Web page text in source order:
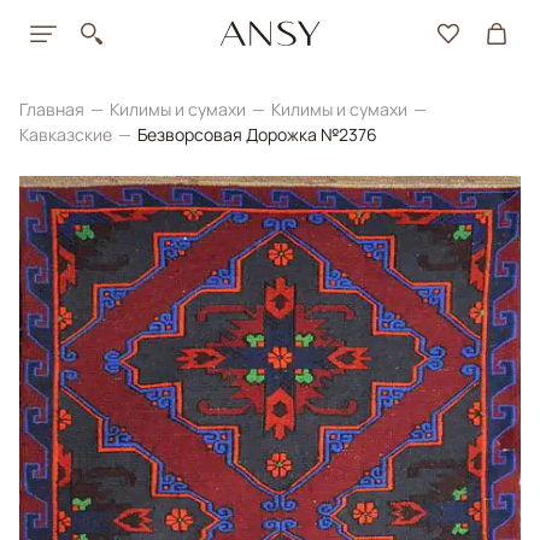
Главная Килимы и сумахи
Килимы и сумахи
Кавказские
Безворсовая Дорожка №2376